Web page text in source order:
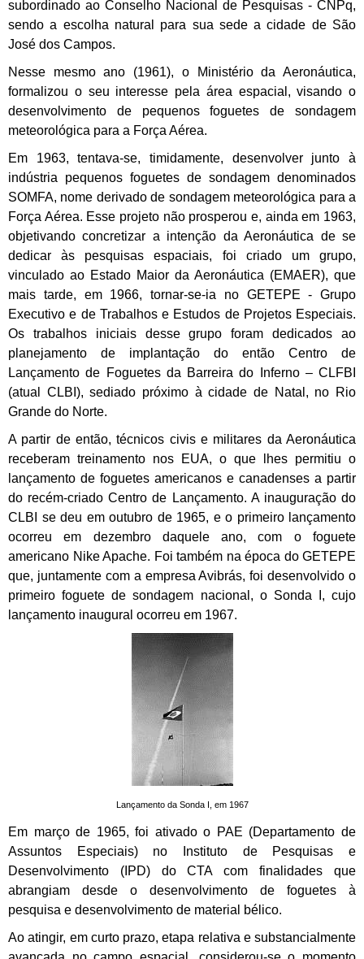
subordinado ao Conselho Nacional de Pesquisas - CNPq,
sendo a escolha natural para sua sede a cidade de São
José dos Campos.
Nesse mesmo ano (1961), o Ministério da Aeronáutica,
formalizou o seu interesse pela área espacial, visando o
desenvolvimento de pequenos foguetes de sondagem
meteorológica para a Força Aérea.
Em 1963, tentava-se, timidamente, desenvolver junto à
indústria pequenos foguetes de sondagem denominados
SOMFA, nome derivado de sondagem meteorológica para a
Força Aérea. Esse projeto não prosperou e, ainda em 1963,
objetivando concretizar a intenção da Aeronáutica de se
dedicar às pesquisas espaciais, foi criado um grupo,
vinculado ao Estado Maior da Aeronáutica (EMAER), que
mais tarde, em 1966, tornar-se-ia no GETEPE - Grupo
Executivo e de Trabalhos e Estudos de Projetos Especiais.
Os trabalhos iniciais desse grupo foram dedicados ao
planejamento de implantação do então Centro de
Lançamento de Foguetes da Barreira do Inferno – CLFBI
(atual CLBI), sediado próximo à cidade de Natal, no Rio
Grande do Norte.
A partir de então, técnicos civis e militares da Aeronáutica
receberam treinamento nos EUA, o que lhes permitiu o
lançamento de foguetes americanos e canadenses a partir
do recém-criado Centro de Lançamento. A inauguração do
CLBI se deu em outubro de 1965, e o primeiro lançamento
ocorreu em dezembro daquele ano, com o foguete
americano Nike Apache. Foi também na época do GETEPE
que, juntamente com a empresa Avibrás, foi desenvolvido o
primeiro foguete de sondagem nacional, o Sonda I, cujo
lançamento inaugural ocorreu em 1967.
Lançamento da Sonda I, em 1967
Em março de 1965, foi ativado o PAE (Departamento de
Assuntos Especiais) no Instituto de Pesquisas e
Desenvolvimento (IPD) do CTA com finalidades que
abrangiam desde o desenvolvimento de foguetes à
pesquisa e desenvolvimento de material bélico.
Ao atingir, em curto prazo, etapa relativa e substancialmente